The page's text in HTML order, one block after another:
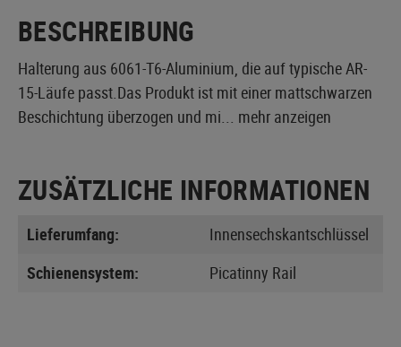
BESCHREIBUNG
Halterung aus 6061-T6-Aluminium, die auf typische AR-
15-Läufe passt.Das Produkt ist mit einer mattschwarzen
Beschichtung überzogen und mi... mehr anzeigen
ZUSÄTZLICHE INFORMATIONEN
Lieferumfang:
Innensechskantschlüssel
Schienensystem:
Picatinny Rail